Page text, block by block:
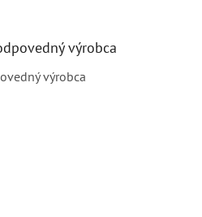
výrobca
výrobca